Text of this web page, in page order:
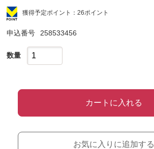
獲得予定ポイント：26ポイント
申込番号 258533456
数量
カートに入れる
お気に入りに追加する